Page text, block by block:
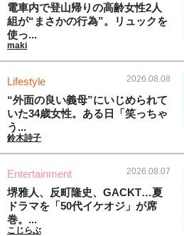
電車内で登山帰りの高齢女性2人
組が“まさかの行為”。リュックを
使っ...
maki
Lifestyle 2026.08.08
“外面の良い義母”にいじめられて
いた34歳女性。ある日「笑っちゃ
う...
鈴木詩子
Entertainment 2026.08.07
堺雅人、反町隆史、GACKT…夏
ドラマを「50代イケオジ」が席
巻。...
こじらぶ